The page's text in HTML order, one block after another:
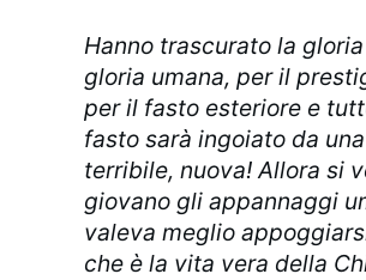
Hanno trascurato la
gloria umana, per il
per il fasto esteriore e
fasto sarà ingoiato da
terribile, nuova! Allora si
giovano gli appannaggi
valeva meglio
che è la vita vera della